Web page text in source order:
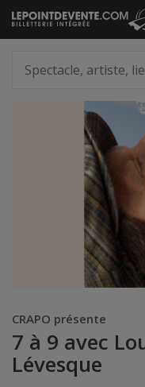
Passer
au
artiste,
lieu...
CRAPO présente
7 à 9 avec
Lévesque